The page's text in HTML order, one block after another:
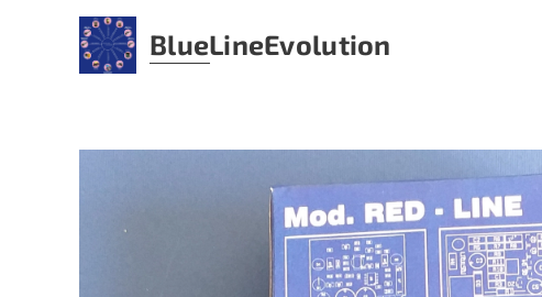
BlueLineEvolution